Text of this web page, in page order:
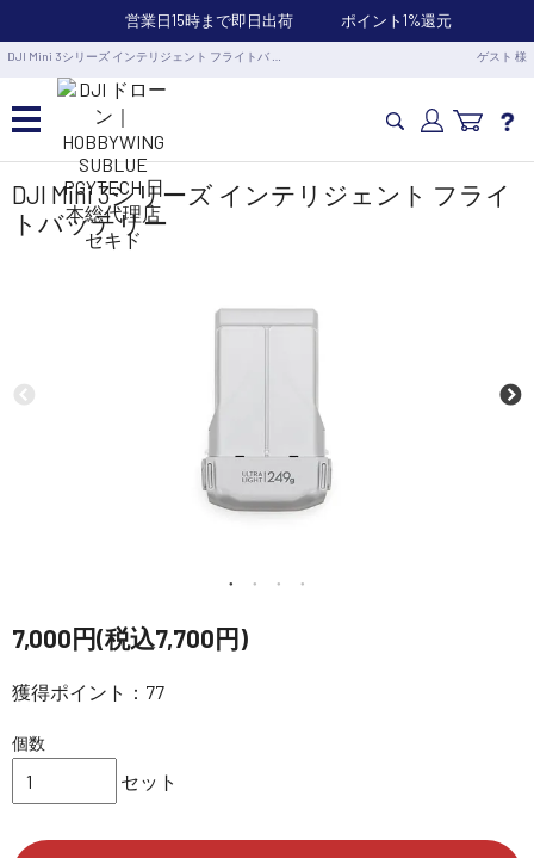
営業日15時まで即日出荷 ポイント1%還元
DJI Mini 3シリーズ インテリジェント フライトバ … ゲスト 様
カメラドローン・生活家電
業務用ドローン・業務関連製品
水中ドローン(ROV)・水中スクーター
サポート・Q&A / 法人・学生のお客様
DJI Mini 3シリーズ インテリジェント フライ
トバッテリー
7,000円(税込7,700円)
獲得ポイント：77
個数
セット